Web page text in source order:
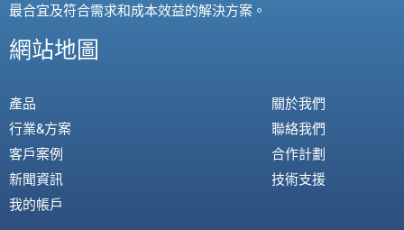
最合宜及符合需求和成本效益的解決方案。
網站地圖
產品
行業&方案
客戶案例
新聞資訊
我的帳戶
關於我們
聯絡我們
合作計劃
技術支援